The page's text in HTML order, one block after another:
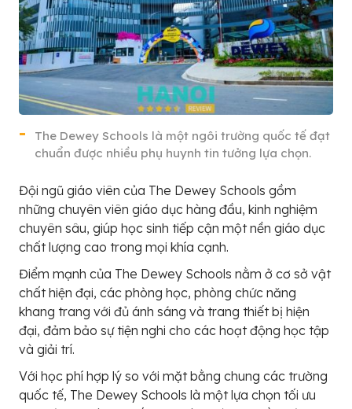
The Dewey Schools là một ngôi trường quốc tế đạt
chuẩn được nhiều phụ huynh tin tưởng lựa chọn.
Đội ngũ giáo viên của The Dewey Schools gồm
những chuyên viên giáo dục hàng đầu, kinh nghiệm
chuyên sâu, giúp học sinh tiếp cận một nền giáo dục
chất lượng cao trong mọi khía cạnh.
Điểm mạnh của The Dewey Schools nằm ở cơ sở vật
chất hiện đại, các phòng học, phòng chức năng
khang trang với đủ ánh sáng và trang thiết bị hiện
đại, đảm bảo sự tiện nghi cho các hoạt động học tập
và giải trí.
Với học phí hợp lý so với mặt bằng chung các trường
quốc tế, The Dewey Schools là một lựa chọn tối ưu